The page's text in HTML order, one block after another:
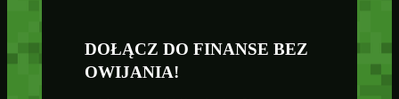
DOŁĄCZ DO FINANSE BEZ
OWIJANIA!